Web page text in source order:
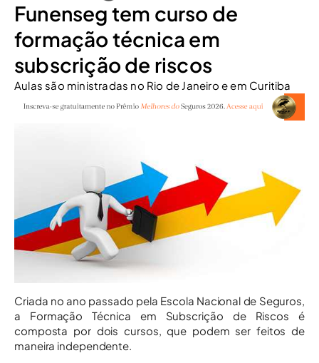
Funenseg tem curso de
formação técnica em
subscrição de riscos
Aulas são ministradas no Rio de Janeiro e em Curitiba
Criada no ano passado pela Escola Nacional de Seguros,
a Formação Técnica em Subscrição de Riscos é
composta por dois cursos, que podem ser feitos de
maneira independente.